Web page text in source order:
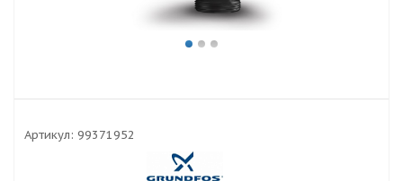
Артикул: 99371952